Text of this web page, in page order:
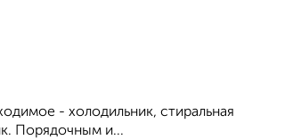
- холодильник, стиральная
Порядочным и...